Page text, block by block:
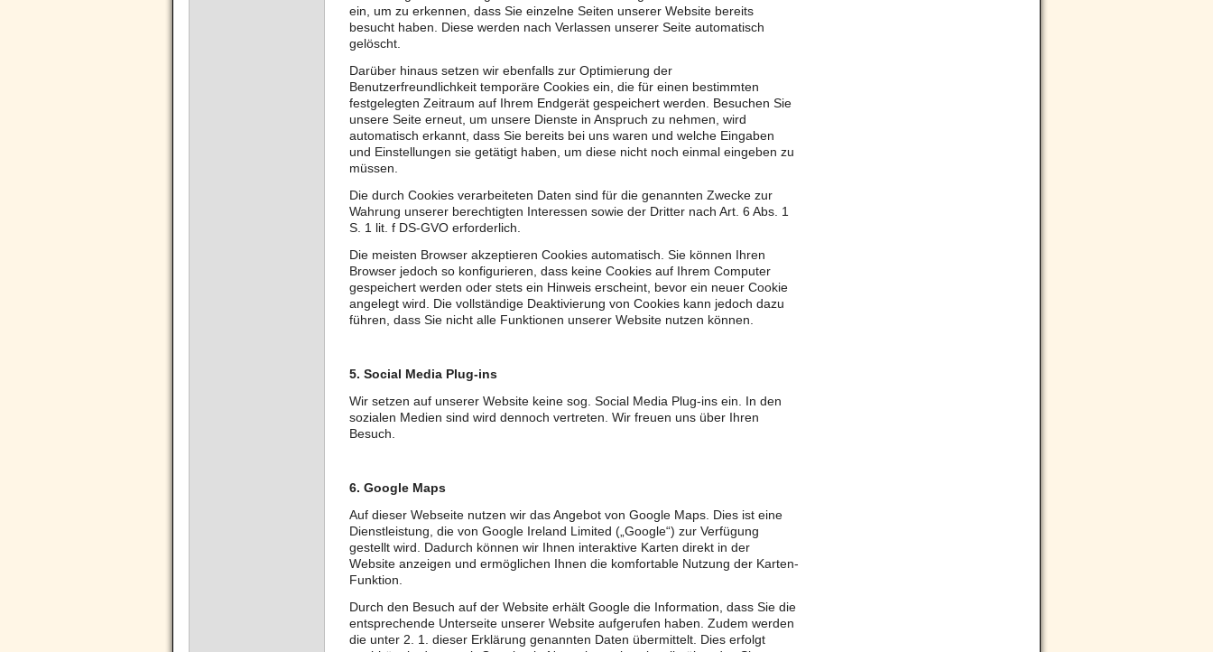
ein, um zu erkennen, dass Sie einzelne Seiten unserer Website bereits
besucht haben. Diese werden nach Verlassen unserer Seite automatisch
gelöscht.
Darüber hinaus setzen wir ebenfalls zur Optimierung der
Benutzerfreundlichkeit temporäre Cookies ein, die für einen bestimmten
festgelegten Zeitraum auf Ihrem Endgerät gespeichert werden. Besuchen Sie
unsere Seite erneut, um unsere Dienste in Anspruch zu nehmen, wird
automatisch erkannt, dass Sie bereits bei uns waren und welche Eingaben
und Einstellungen sie getätigt haben, um diese nicht noch einmal eingeben zu
müssen.
Die durch Cookies verarbeiteten Daten sind für die genannten Zwecke zur
Wahrung unserer berechtigten Interessen sowie der Dritter nach Art. 6 Abs. 1
S. 1 lit. f DS-GVO erforderlich.
Die meisten Browser akzeptieren Cookies automatisch. Sie können Ihren
Browser jedoch so konfigurieren, dass keine Cookies auf Ihrem Computer
gespeichert werden oder stets ein Hinweis erscheint, bevor ein neuer Cookie
angelegt wird. Die vollständige Deaktivierung von Cookies kann jedoch dazu
führen, dass Sie nicht alle Funktionen unserer Website nutzen können.
5. Social Media Plug-ins
Wir setzen auf unserer Website keine sog. Social Media Plug-ins ein. In den
sozialen Medien sind wird dennoch vertreten. Wir freuen uns über Ihren
Besuch.
6. Google Maps
Auf dieser Webseite nutzen wir das Angebot von Google Maps. Dies ist eine
Dienstleistung, die von Google Ireland Limited („Google“) zur Verfügung
gestellt wird. Dadurch können wir Ihnen interaktive Karten direkt in der
Website anzeigen und ermöglichen Ihnen die komfortable Nutzung der Karten-
Funktion.
Durch den Besuch auf der Website erhält Google die Information, dass Sie die
entsprechende Unterseite unserer Website aufgerufen haben. Zudem werden
die unter 2. 1. dieser Erklärung genannten Daten übermittelt. Dies erfolgt